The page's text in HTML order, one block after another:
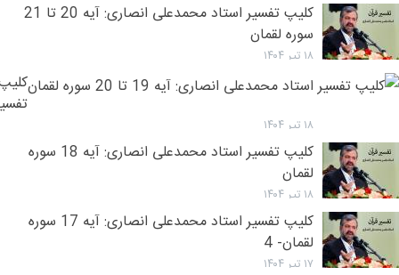
کلیپ تفسیر استاد محمدعلی انصاری: آیه 20 تا 21
سوره لقمان
۱۸ تیر ۱۴۰۴
کلیپ
۱۸ تیر ۱۴۰۴
کلیپ تفسیر استاد محمدعلی انصاری: آیه 18 سوره
لقمان
۱۸ تیر ۱۴۰۴
کلیپ تفسیر استاد محمدعلی انصاری: آیه 17 سوره
لقمان- 4
۱۷ تیر ۱۴۰۴